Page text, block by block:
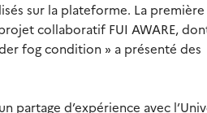
sur la plateforme. La première
collaboratif FUI AWARE,
fog condition » a présenté des
partage d’expérience avec